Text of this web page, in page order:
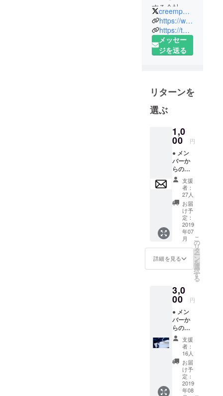
する会社の
同僚で創ら
れたチーム
です。
仕事に真剣
映像作品を
作りたいと
考え、
同じ志のメ
ンバーが集
まりまし
丁寧に思い
を込めて作
りたいとい
う気持ちか
ら、
手作りを意
味する
「Creem」
を、
物事を捉え
たいという
気持ちか
映像用語の
「Pan」を組
み合わせ、
甘くて美味
しそうな造
語を完成さ
creempan2017
https://www.facebook.com/Creem-Pan-1889050221408403/
https://twitter.com/creempan2017
メッセー
ジを送る
リターンを
選ぶ
1,0
00 円
● メン
バーか
らのお
礼メー
ル 支援
者：
27人
お届
け予
定：
2019
年07
月
詳細を見る
こ
の
リ
タ
ー
ン
を
選
択
す
る
3,0
00 円
● メン
バーか
らのお
礼メー
ル ●
Creem
Pan主
催の座
談会 招
待券 ※
招待券
支援
者：
16人
お届
け予
定：
2019
年08